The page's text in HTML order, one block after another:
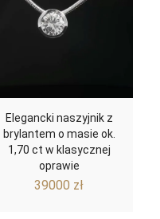
Elegancki naszyjnik z
brylantem o masie ok.
1,70 ct w klasycznej
oprawie
39000 zł